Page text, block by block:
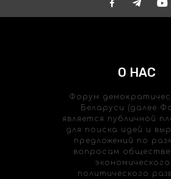
О НАС
Форум
Беларуси (далее
является публичной
для поиска идей и
предложений по
вопросам
политического